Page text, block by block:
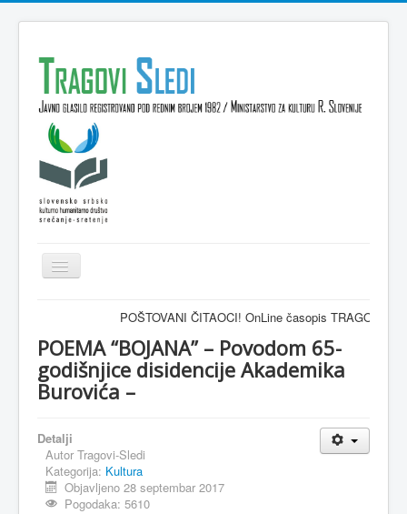
Isključi
navigaciju
VESTI
KULTURA
INTERVJU
MAGAZIN
FELJTON
SPORT
POŠTOVANI ČITAOCI! OnLine časopis TRAGOVI-SLEDI -
POEMA “BOJANA” – Povodom 65-
godišnjice disidencije Akademika
Burovića –
Detalji
Autor Tragovi-Sledi
Kategorija: Kultura
Objavljeno 28 septembar 2017
Pogodaka: 5610